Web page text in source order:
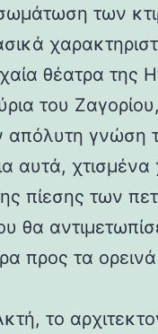
των
θέατρα της
του
απόλυτη γνώση
αυτά, χτισμένα
πίεσης των
θα
προς τα ορεινά
το